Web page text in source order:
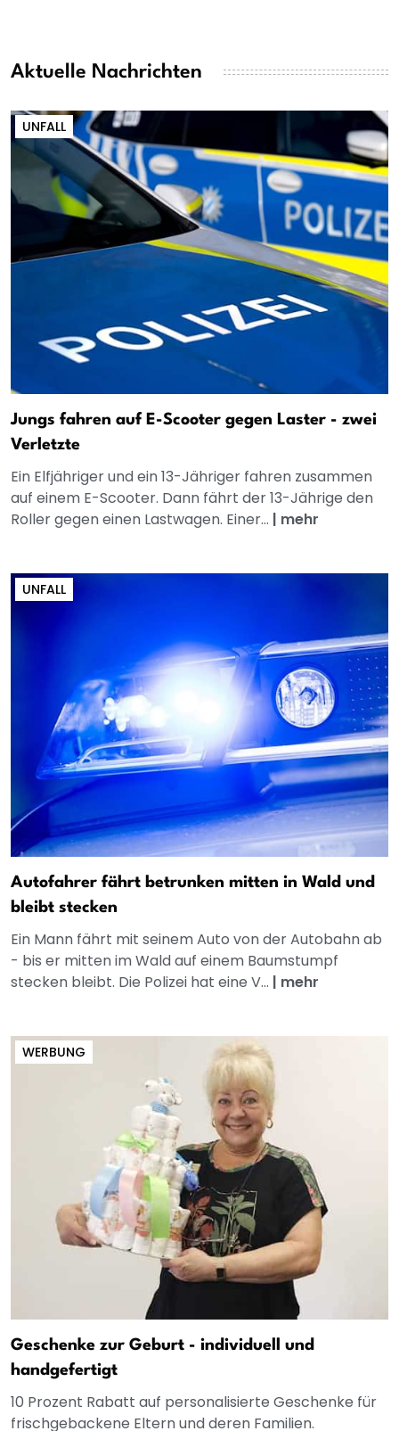
Aktuelle Nachrichten
UNFALL
Jungs fahren auf E-Scooter gegen Laster - zwei
Verletzte
Ein Elfjähriger und ein 13-Jähriger fahren zusammen
auf einem E-Scooter. Dann fährt der 13-Jährige den
Roller gegen einen Lastwagen. Einer... | mehr
UNFALL
Autofahrer fährt betrunken mitten in Wald und
bleibt stecken
Ein Mann fährt mit seinem Auto von der Autobahn ab
- bis er mitten im Wald auf einem Baumstumpf
stecken bleibt. Die Polizei hat eine V... | mehr
WERBUNG
Geschenke zur Geburt - individuell und
handgefertigt
10 Prozent Rabatt auf personalisierte Geschenke für
frischgebackene Eltern und deren Familien.